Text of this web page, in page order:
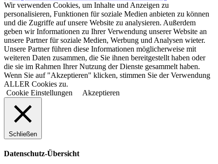
Wir verwenden Cookies, um Inhalte und Anzeigen zu
personalisieren, Funktionen für soziale Medien anbieten zu können
und die Zugriffe auf unsere Website zu analysieren. Außerdem
geben wir Informationen zu Ihrer Verwendung unserer Website an
unsere Partner für soziale Medien, Werbung und Analysen wieter.
Unsere Partner führen diese Informationen möglicherweise mit
weiteren Daten zusammen, die Sie ihnen bereitgestellt haben oder
die sie im Rahmen Ihrer Nutzung der Dienste gesammelt haben.
Wenn Sie auf "Akzeptieren" klicken, stimmen Sie der Verwendung
ALLER Cookies zu.
Cookie Einstellungen
Akzeptieren
Schließen
Datenschutz-Übersicht